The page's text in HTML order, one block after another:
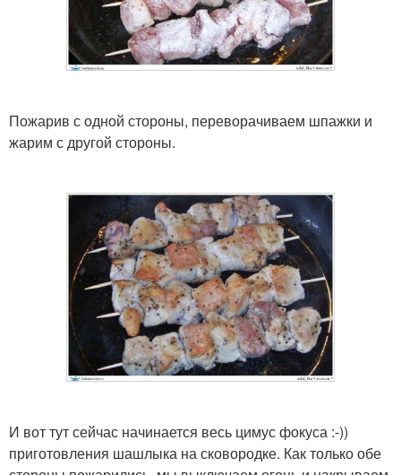
Пожарив с одной стороны, переворачиваем шпажки и
жарим с другой стороны.
И вот тут сейчас начинается весь цимус фокуса :-))
приготовления шашлыка на сковородке. Как только обе